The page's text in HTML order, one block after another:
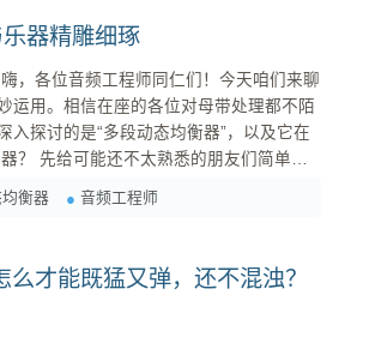
器精雕细琢
用。相信在座的各位对母带处理都不陌
探讨的是“多段动态均衡器”，以及它在
衡器 音频工程师
才能既猛又弹，还不混浊？